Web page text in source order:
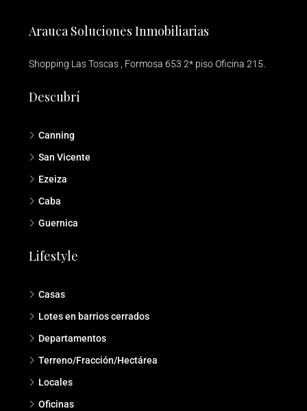
Arauca Soluciones Inmobiliarias
Shopping Las Toscas , Formosa 653 2* piso Oficina 215.
Descubrí
Canning
San Vicente
Ezeiza
Caba
Guernica
Lifestyle
Casas
Lotes en barrios cerrados
Departamentos
Terreno/Fracción/Hectárea
Locales
Oficinas